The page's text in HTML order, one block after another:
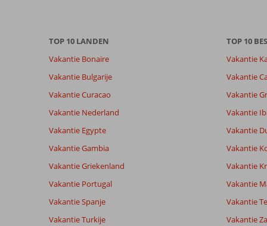
over
onze
beoordelingen.
Totale score
Gebaseerd op:
2048,7
Aanrader
Eten
Wifi
Ervaringen
van onze
klanten
Taal
TOP 10 LANDEN
Vakantie Bonaire
Vakantie Bulgarije
Vakantie Curacao
Vakantie Nederland
Vakantie Egypte
Vakantie Gambia
Vakantie Griekenland
Vakantie Portugal
Vakantie Spanje
Vakantie Turkije
TOP 10
Vakantie
Vakantie
Vakantie
Vakantie
Vakantie
Vakantie
Vakantie
Vakantie
Vakantie
Vakantie